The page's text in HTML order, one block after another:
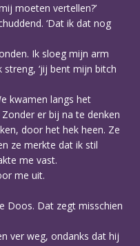
moeten vertellen?’
‘Dat ik dat nog
Ik sloeg mijn arm
streng, ‘jij bent mijn bitch
kwamen langs het
er bij na te denken
door het hek heen. Ze
ze merkte dat ik stil
me vast.
me uit.
Doos. Dat zegt misschien
ver weg, ondanks dat hij